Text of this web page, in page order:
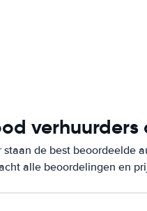
verhuurders
staan de best beoordeelde
alle beoordelingen en